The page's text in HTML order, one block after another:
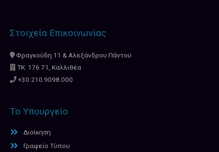
Στοιχεία Επικοινωνίας
Φραγκούδη 11 & Αλεξάνδρου Πάντου
ΤΚ: 176 71, Καλλιθέα
+30 210.9098.000
Το Υπουργείο
Διοίκηση
Γραφείο Τύπου